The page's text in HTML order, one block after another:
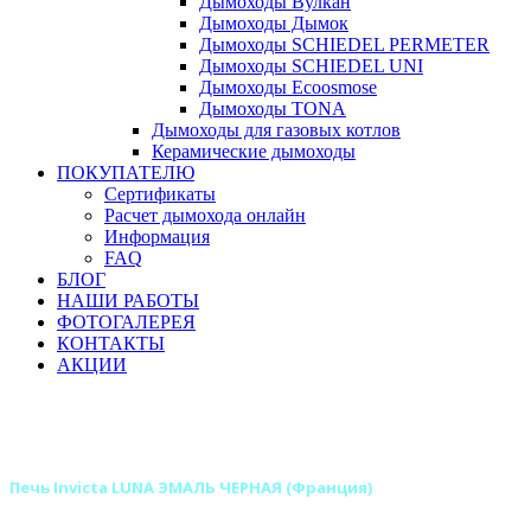
Дымоходы Дымок
Дымоходы SCHIEDEL PERMETER
Дымоходы SCHIEDEL UNI
Дымоходы Ecoosmose
Дымоходы TONA
Дымоходы для газовых котлов
Керамические дымоходы
ПОКУПАТЕЛЮ
Сертификаты
Расчет дымохода онлайн
Информация
FAQ
БЛОГ
НАШИ РАБОТЫ
ФОТОГАЛЕРЕЯ
КОНТАКТЫ
АКЦИИ
Печь Invicta LUNA ЭМАЛЬ ЧЕРНАЯ (Франция)